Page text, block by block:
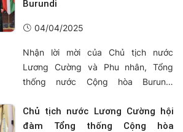
đại biểu cấp cao Quốc hội Việt Nam
Khắc Định dẫn đầu đã viếng và ghi
sổ tang ...
Burundi
04/04/2025
Nhận lời mời của Chủ tịch nước
Lương Cường và Phu nhân, Tổng
thống nước Cộng hòa Burundi
đã đến Thủ đô Hà Nội, bắt đầu
chuyến thăm chính thức Việt Nam từ
Chủ tịch nước Lương Cường hội
đàm Tổng thống Cộng hòa